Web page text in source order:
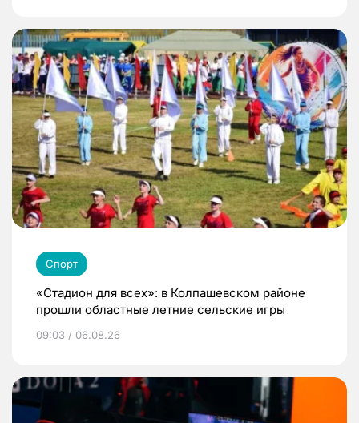
Спорт
«Стадион для всех»: в Колпашевском районе
прошли областные летние сельские игры
09:03 / 06.08.26